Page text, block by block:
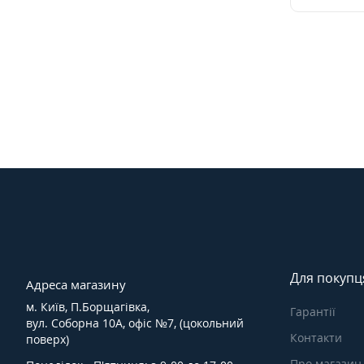
Адреса магазину
м. Київ, П.Борщагівка,
вул. Соборна 10А, офіс №7, (цокольний
поверх)
Для
Гарантії
Контакти